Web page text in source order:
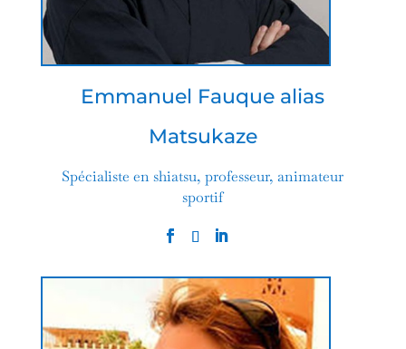
Emmanuel Fauque alias
Matsukaze
Spécialiste en shiatsu, professeur, animateur
sportif